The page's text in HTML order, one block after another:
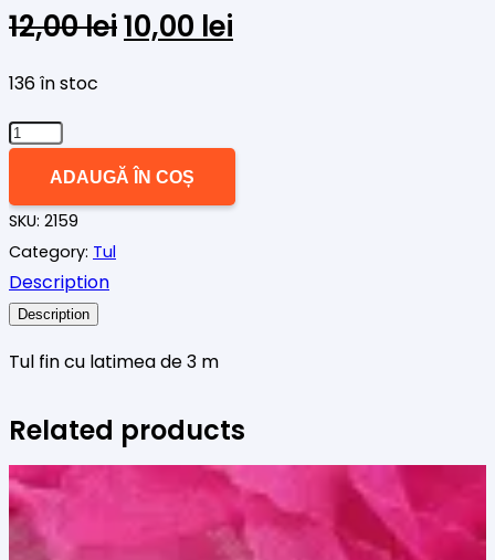
12,00leiPrețul
12,00 lei.
10,00 lei
136 în stoc
Cantitate
piersica
ADAUGĂ ÎN COȘ
SKU: 2159
Category: Tul
Description
Description
Tul fin cu latimea de 3 m
Related products